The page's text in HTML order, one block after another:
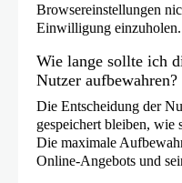
Browsereinstellungen
Einwilligung einzuholen.
Wie lange sollte ich
Nutzer aufbewahren?
Die Entscheidung der
gespeichert bleiben, wie
Die maximale
Online-Angebots und